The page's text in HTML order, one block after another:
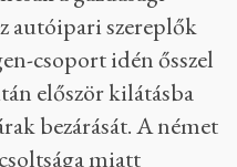
autóipari szereplők
csoport idén ősszel
először kilátásba
bezárását. A német
miatt